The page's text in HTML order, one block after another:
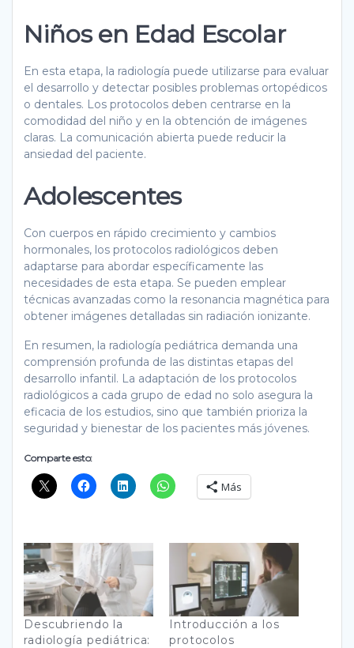
Niños en Edad Escolar
En esta etapa, la radiología puede utilizarse para evaluar
el desarrollo y detectar posibles problemas ortopédicos
o dentales. Los protocolos deben centrarse en la
comodidad del niño y en la obtención de imágenes
claras. La comunicación abierta puede reducir la
ansiedad del paciente.
Adolescentes
Con cuerpos en rápido crecimiento y cambios
hormonales, los protocolos radiológicos deben
adaptarse para abordar específicamente las
necesidades de esta etapa. Se pueden emplear
técnicas avanzadas como la resonancia magnética para
obtener imágenes detalladas sin radiación ionizante.
En resumen, la radiología pediátrica demanda una
comprensión profunda de las distintas etapas del
desarrollo infantil. La adaptación de los protocolos
radiológicos a cada grupo de edad no solo asegura la
eficacia de los estudios, sino que también prioriza la
seguridad y bienestar de los pacientes más jóvenes.
Comparte esto:
Más
Descubriendo la
radiología pediátrica:
Introducción a los
protocolos